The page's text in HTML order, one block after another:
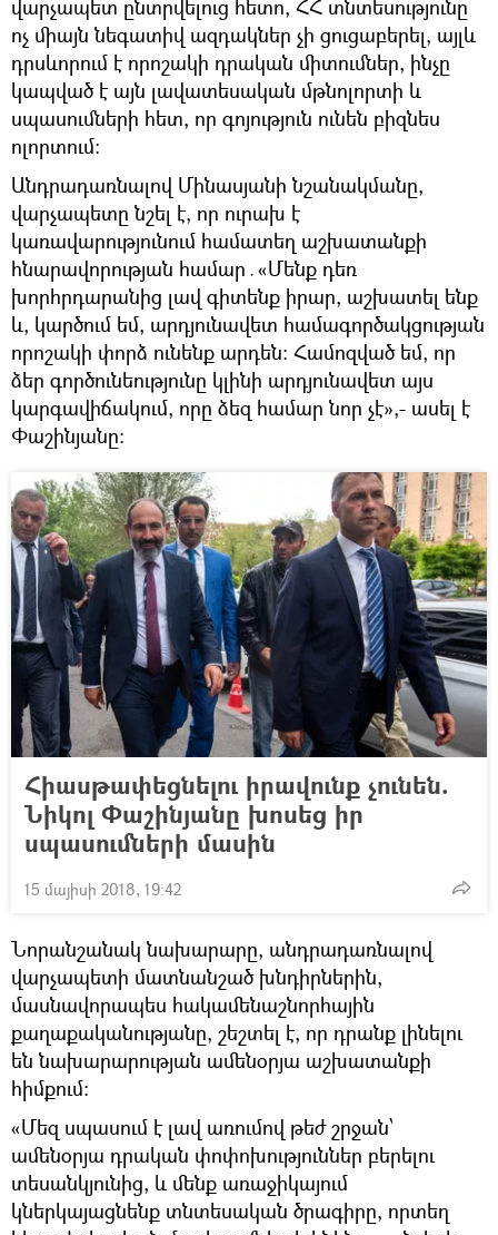
վարչապետ ընտրվելուց հետո, ՀՀ տնտեսությունը
ոչ միայն նեգատիվ ազդակներ չի ցուցաբերել, այլև
դրսևորում է որոշակի դրական միտումներ, ինչը
կապված է այն լավատեսական մթնոլորտի և
սպասումների հետ, որ գոյություն ունեն բիզնես
ոլորտում։
Անդրադառնալով Մինասյանի նշանակմանը,
վարչապետը նշել է, որ ուրախ է
կառավարությունում համատեղ աշխատանքի
հնարավորության համար․«Մենք դեռ
խորհրդարանից լավ գիտենք իրար, աշխատել ենք
և, կարծում եմ, արդյունավետ համագործակցության
որոշակի փորձ ունենք արդեն։ Համոզված եմ, որ
ձեր գործունեությունը կլինի արդյունավետ այս
կարգավիճակում, որը ձեզ համար նոր չէ»,- ասել է
Փաշինյանը։
Հիասթափեցնելու իրավունք չունեն.
Նիկոլ Փաշինյանը խոսեց իր
սպասումների մասին
15 մայիսի 2018, 19:42
Նորանշանակ նախարարը, անդրադառնալով
վարչապետի մատնանշած խնդիրներին,
մասնավորապես հակամենաշնորհային
քաղաքականությանը, շեշտել է, որ դրանք լինելու
են նախարարության ամենօրյա աշխատանքի
հիմքում։
«Մեզ սպասում է լավ առումով թեժ շրջան՝
ամենօրյա դրական փոփոխություններ բերելու
տեսանկյունից, և մենք առաջիկայում
կներկայացնենք տնտեսական ծրագիրը, որտեղ